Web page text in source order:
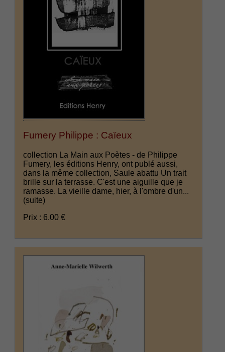
Fumery Philippe : Caïeux
collection La Main aux Poètes - de Philippe
Fumery, les éditions Henry, ont publé aussi,
dans la même collection, Saule abattu Un trait
brille sur la terrasse. C'est une aiguille que je
ramasse. La vieille dame, hier, à l'ombre d'un...
(suite)
Prix : 6.00 €